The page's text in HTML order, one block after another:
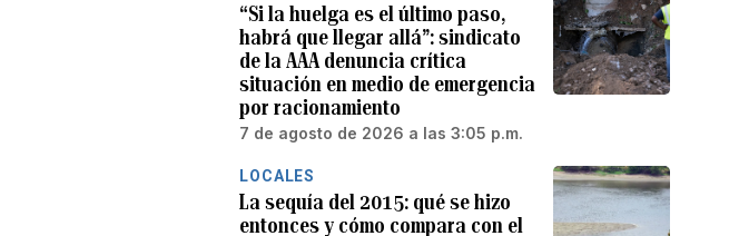
“Si la huelga es el último paso,
habrá que llegar allá”: sindicato
de la AAA denuncia crítica
situación en medio de emergencia
por racionamiento
7 de agosto de 2026 a las 3:05 p.m.
LOCALES
La sequía del 2015: qué se hizo
entonces y cómo compara con el